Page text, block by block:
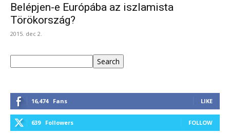
Belépjen-e Európába az iszlamista
Törökország?
2015. dec 2.
Search
16,474 Fans LIKE
639 Followers FOLLOW